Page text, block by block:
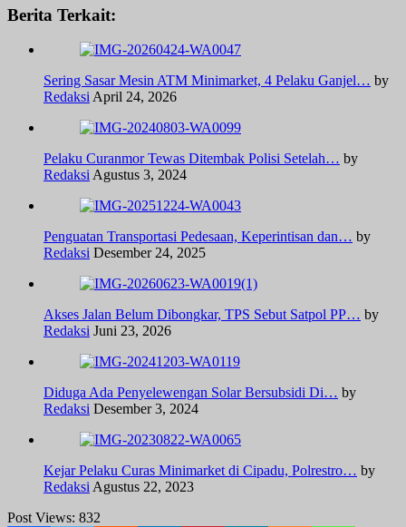
Berita Terkait:
Sering Sasar Mesin ATM Minimarket, 4 Pelaku Ganjel… by
Redaksi April 24, 2026
Pelaku Curanmor Tewas Ditembak Polisi Setelah… by
Redaksi Agustus 3, 2024
Penguatan Transportasi Pedesaan, Keperintisan dan… by
Redaksi Desember 24, 2025
Akses Jalan Belum Dibongkar, TPS Sebut Satpol PP… by
Redaksi Juni 23, 2026
Diduga Ada Penyelewengan Solar Bersubsidi Di… by
Redaksi Desember 3, 2024
Kejar Pelaku Curas Minimarket di Cipadu, Polrestro… by
Redaksi Agustus 22, 2023
Post Views: 832